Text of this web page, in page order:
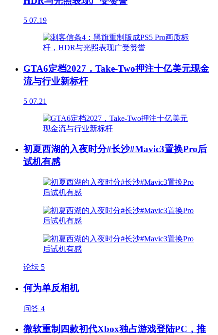
5 07.19
GTA6定档2027，Take-Two押注十亿美元现金
流与行业新标杆
5 07.21
初夏西湖的入夜时分#长沙#Mavic3置换Pro后
试机有感
论坛 5
何为单反相机
问答 4
微软重制四款初代Xbox独占游戏登陆PC，推